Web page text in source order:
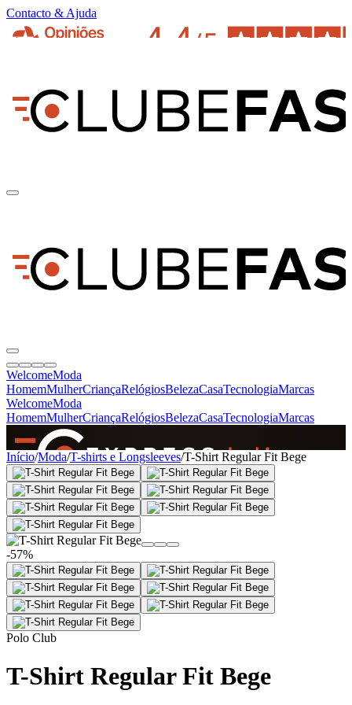
Contacto & Ajuda
WelcomeModa
HomemMulherCriançaRelógiosBelezaCasaTecnologiaMarcas
WelcomeModa
HomemMulherCriançaRelógiosBelezaCasaTecnologiaMarcas
SINCE 2005
+de 36.000 reviews
Início/Moda/T-shirts e Longsleeves/T-Shirt Regular Fit Bege
-57%
Polo Club
T-Shirt Regular Fit Bege